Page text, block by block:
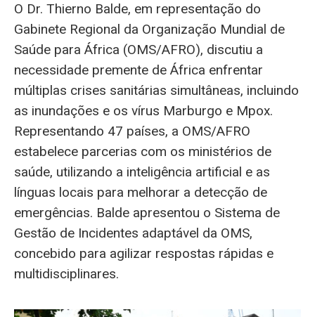
O Dr. Thierno Balde, em representação do
Gabinete Regional da Organização Mundial de
Saúde para África (OMS/AFRO), discutiu a
necessidade premente de África enfrentar
múltiplas crises sanitárias simultâneas, incluindo
as inundações e os vírus Marburgo e Mpox.
Representando 47 países, a OMS/AFRO
estabelece parcerias com os ministérios de
saúde, utilizando a inteligência artificial e as
línguas locais para melhorar a detecção de
emergências. Balde apresentou o Sistema de
Gestão de Incidentes adaptável da OMS,
concebido para agilizar respostas rápidas e
multidisciplinares.